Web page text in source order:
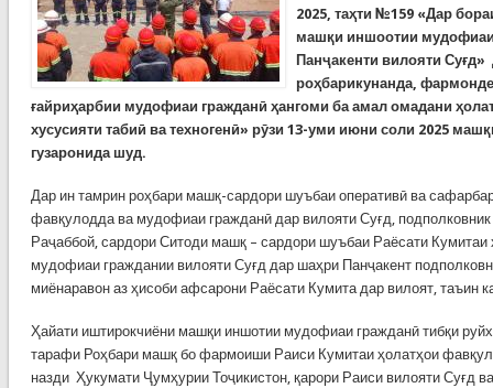
2025, таҳти №159 «Дар
машқи иншоотии
Панҷакенти вилояти Суғд»
роҳбарикунанда,
ғайриҳарбии мудофиаи гражданӣ ҳангоми ба амал омадани
хусусияти табиӣ ва техногенӣ» рӯзи 13-уми июни соли 2025
гузаронида шуд.
Дар ин тамрин роҳбари машқ-сардори шуъбаи оперативӣ ва
фавқулодда ва мудофиаи гражданӣ дар вилояти Суғд,
Раҷаббой, сардори Ситоди машқ – сардори шуъбаи Раёсати
мудофиаи граждании вилояти Суғд дар шаҳри Панҷакент
миёнаравон аз ҳисоби афсарони Раёсати Кумита дар вилоят, таъин
Ҳайати иштирокчиёни машқи иншотии мудофиаи гражданӣ тибқи
тарафи Роҳбари машқ бо фармоиши Раиси Кумитаи ҳолатҳои
назди Ҳукумати Ҷумҳурии Тоҷикистон, қарори Раиси вилояти Суғд